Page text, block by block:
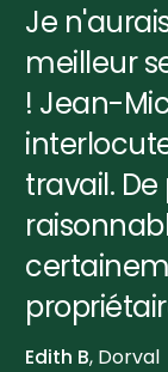
Je
meilleur
! Jean-
travail.
Edith B, Dorval